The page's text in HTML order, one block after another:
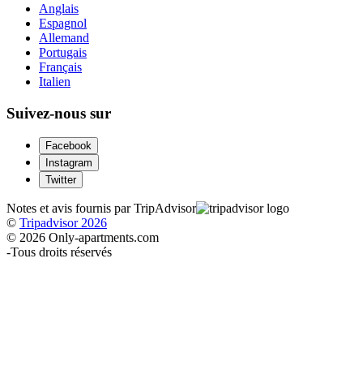
Anglais
Espagnol
Allemand
Portugais
Français
Italien
Suivez-nous sur
Facebook
Instagram
Twitter
Notes et avis fournis par TripAdvisor
© Tripadvisor 2026
© 2026 Only-apartments.com
-Tous droits réservés